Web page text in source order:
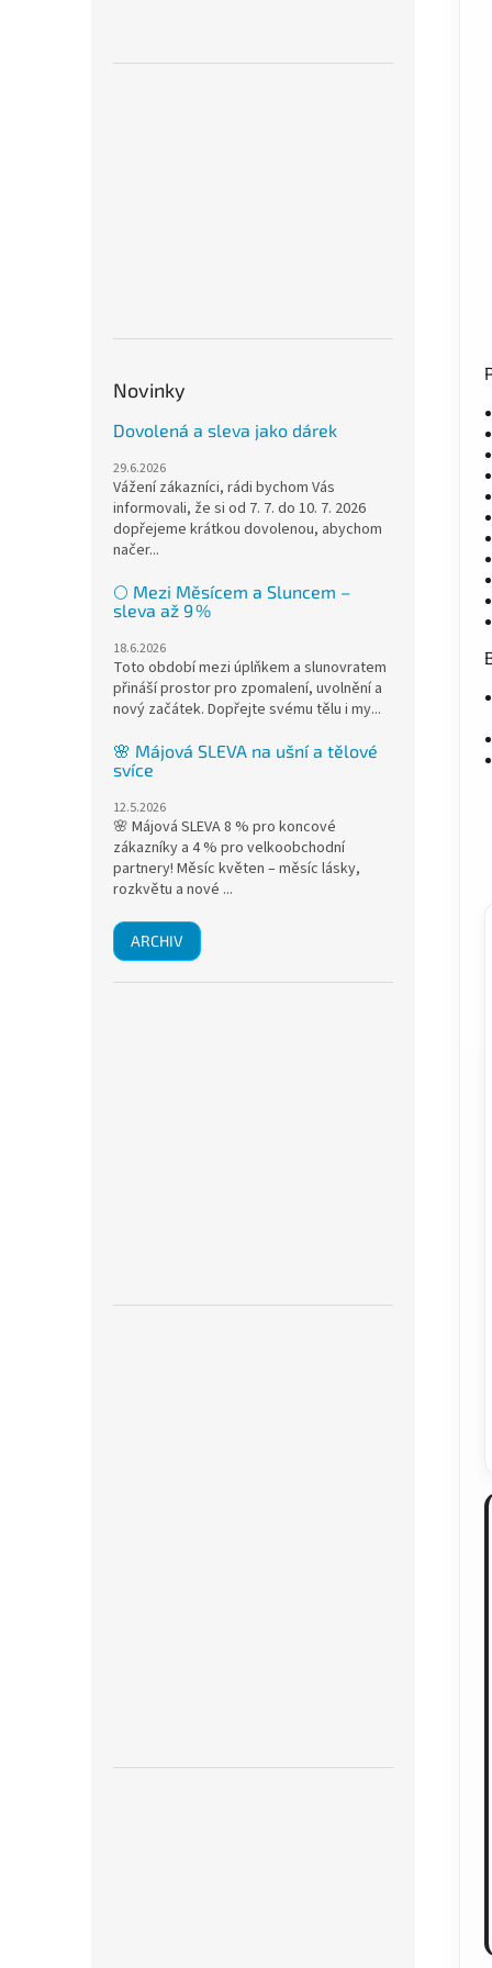
Novinky
Dovolená a sleva jako dárek
29.6.2026
Vážení zákazníci, rádi bychom Vás
informovali, že si od 7. 7. do 10. 7. 2026
dopřejeme krátkou dovolenou, abychom
načer...
🌕 Mezi Měsícem a Sluncem –
sleva až 9 %
18.6.2026
Toto období mezi úplňkem a slunovratem
přináší prostor pro zpomalení, uvolnění a
nový začátek. Dopřejte svému tělu i my...
🌸 Májová SLEVA na ušní a tělové
svíce
12.5.2026
🌸 Májová SLEVA 8 % pro koncové
zákazníky a 4 % pro velkoobchodní
partnery! Měsíc květen – měsíc lásky,
rozkvětu a nové ...
ARCHIV